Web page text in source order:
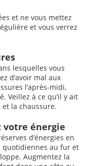
et ne vous mettez
et vous verrez
lesquelles vous
d’avoir mal aux
l’après-midi,
Veillez à ce qu’il y ait
la chaussure.
votre énergie
d’énergies en
quotidiennes au fur et
Augmentez la